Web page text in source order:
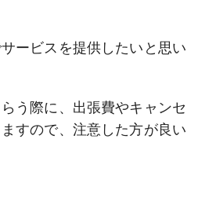
ービスを提供したいと思い
う際に、出張費やキャンセ
すので、注意した方が良い